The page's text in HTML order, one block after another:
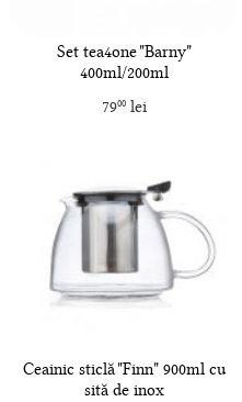
Set tea4one "Barny"
400ml/200ml
7900lei
Ceainic sticlă "Finn" 900ml cu
sită de inox